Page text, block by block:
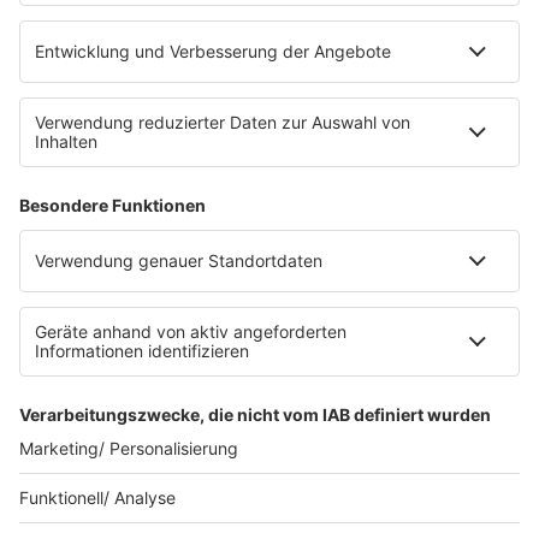
eröffnet. Direkt an der Medizinischen Klinik bietet es
E-Bikes über eine Photovoltaikanlage auf dem …
Impressum
Datenschutzerklärung
Datenschutzeinstellungen
Radioplayer